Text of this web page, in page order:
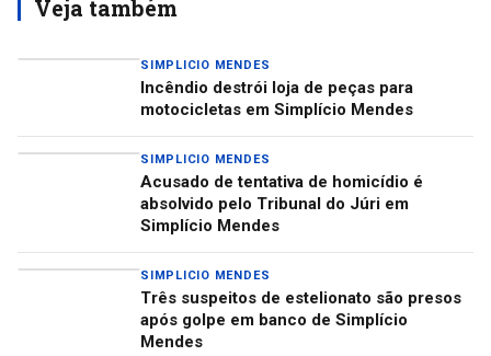
Veja também
SIMPLICIO MENDES
Incêndio destrói loja de peças para
motocicletas em Simplício Mendes
SIMPLICIO MENDES
Acusado de tentativa de homicídio é
absolvido pelo Tribunal do Júri em
Simplício Mendes
SIMPLICIO MENDES
Três suspeitos de estelionato são presos
após golpe em banco de Simplício
Mendes